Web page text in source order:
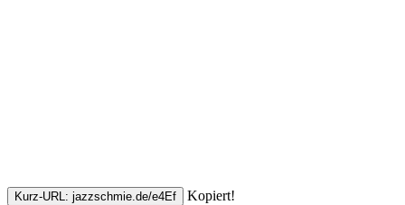
Kurz-URL: jazzschmie.de/e4Ef Kopiert!